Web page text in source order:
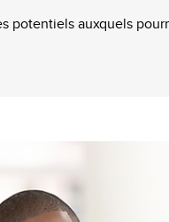
potentiels auxquels